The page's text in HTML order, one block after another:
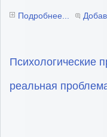
Подробнее...
Психологические
реальная